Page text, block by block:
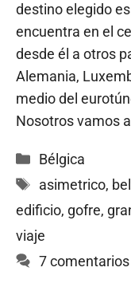
destino elegido
encuentra en el
desde él a otros
Alemania,
medio del
Nosotros vamos
Categorías
Bélgica
Etiquetas
asimetrico,
edificio, gofre,
viaje
7 comentarios